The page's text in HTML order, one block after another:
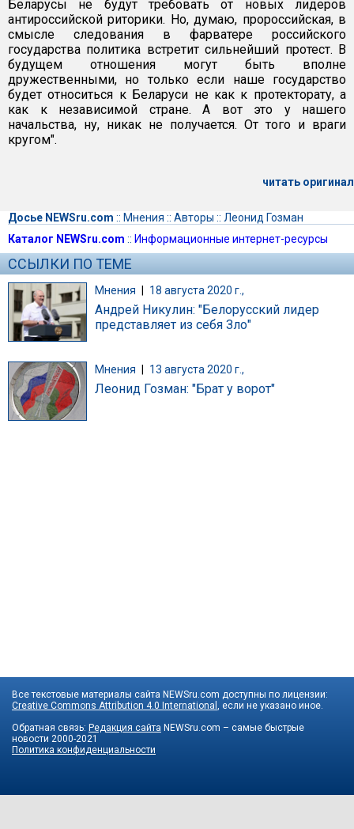
Беларусы не будут требовать от новых лидеров
антироссийской риторики. Но, думаю, пророссийская, в
смысле следования в фарватере российского
государства политика встретит сильнейший протест. В
будущем отношения могут быть вполне
дружественными, но только если наше государство
будет относиться к Беларуси не как к протекторату, а
как к независимой стране. А вот это у нашего
начальства, ну, никак не получается. От того и враги
кругом".
читать оригинал
Досье NEWSru.com :: Мнения :: Авторы :: Леонид Гозман
Каталог NEWSru.com :: Информационные интернет-ресурсы
ССЫЛКИ ПО ТЕМЕ
Мнения | 18 августа 2020 г.,
Андрей Никулин: "Белорусский лидер
представляет из себя Зло"
Мнения 13 августа 2020 г.,
Леонид Гозман: "Брат у ворот"
Все текстовые материалы сайта NEWSru.com доступны по лицензии:
Creative Commons Attribution 4.0 International
, если не указано иное.
Обратная связь: Редакция сайта NEWSru.com – самые быстрые
новости 2000-2021
Политика конфиденциальности